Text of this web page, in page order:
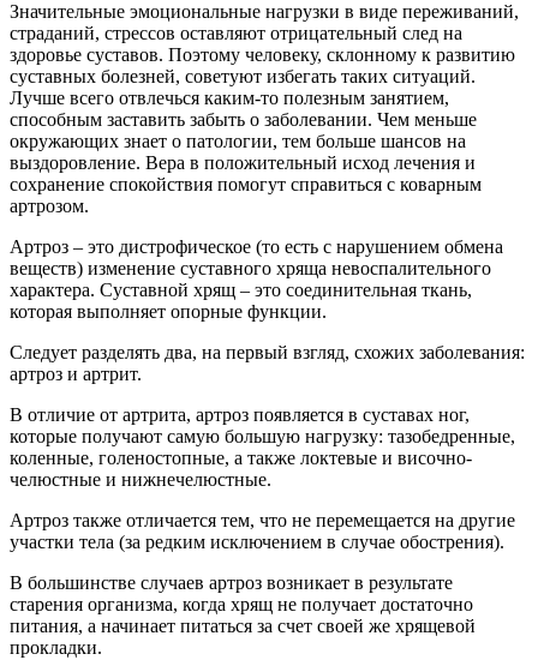
Значительные эмоциональные нагрузки в виде переживаний,
страданий, стрессов оставляют отрицательный след на
здоровье суставов. Поэтому человеку, склонному к развитию
суставных болезней, советуют избегать таких ситуаций.
Лучше всего отвлечься каким-то полезным занятием,
способным заставить забыть о заболевании. Чем меньше
окружающих знает о патологии, тем больше шансов на
выздоровление. Вера в положительный исход лечения и
сохранение спокойствия помогут справиться с коварным
артрозом.
Артроз – это дистрофическое (то есть с нарушением обмена
веществ) изменение суставного хряща невоспалительного
характера. Суставной хрящ – это соединительная ткань,
которая выполняет опорные функции.
Следует разделять два, на первый взгляд, схожих заболевания:
артроз и артрит.
В отличие от артрита, артроз появляется в суставах ног,
которые получают самую большую нагрузку: тазобедренные,
коленные, голеностопные, а также локтевые и височно-
челюстные и нижнечелюстные.
Артроз также отличается тем, что не перемещается на другие
участки тела (за редким исключением в случае обострения).
В большинстве случаев артроз возникает в результате
старения организма, когда хрящ не получает достаточно
питания, а начинает питаться за счет своей же хрящевой
прокладки.